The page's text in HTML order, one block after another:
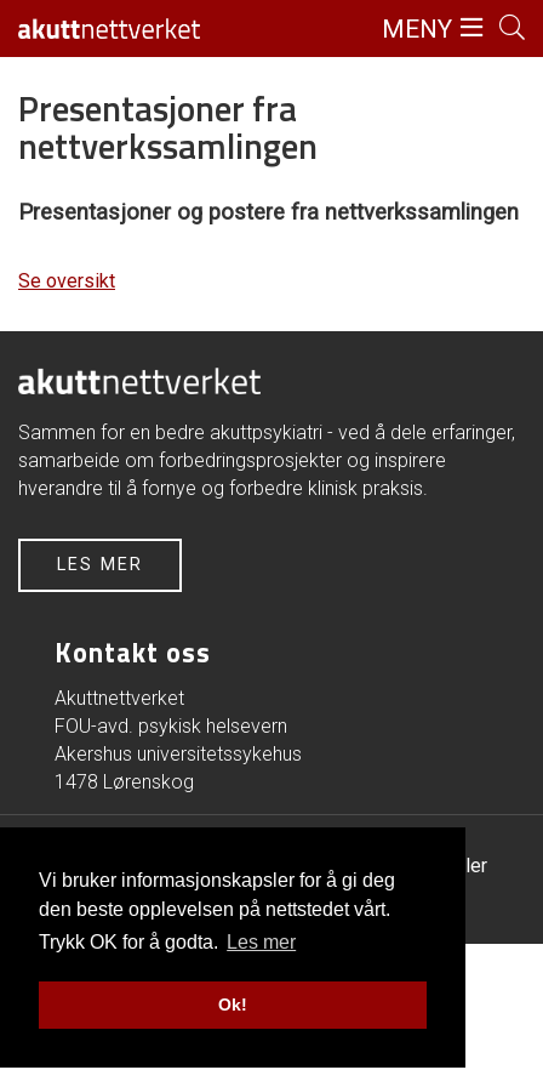
Vi bruker informasjonskapsler for å gi deg
den beste opplevelsen på nettstedet vårt.
Trykk OK for å godta.
Les mer
Ok!
MENY
Presentasjoner fra
nettverkssamlingen
Presentasjoner og postere fra nettverkssamlingen
Se oversikt
Sammen for en bedre akuttpsykiatri - ved å dele erfaringer,
samarbeide om forbedringsprosjekter og inspirere
hverandre til å fornye og forbedre klinisk praksis.
LES MER
Kontakt oss
Akuttnettverket
FOU-avd. psykisk helsevern
Akershus universitetssykehus
1478 Lørenskog
Personvern og informasjonskapsler
Utviklet av Netlab|Publiseres i eRedaktør